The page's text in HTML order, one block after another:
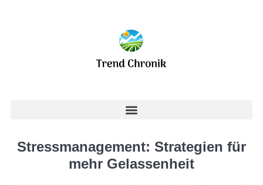
Stressmanagement: Strategien für
mehr Gelassenheit